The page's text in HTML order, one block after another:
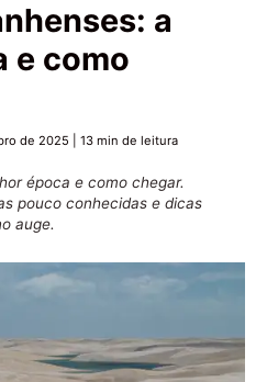
a
e como
de 2025 13 min de leitura
época e como chegar.
pouco conhecidas e dicas
auge.